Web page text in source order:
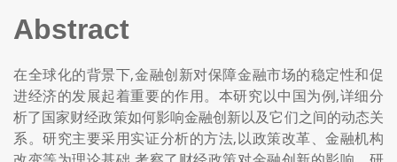
Abstract
在全球化的背景下,金融创新对保障金融市场的稳定性和促
进经济的发展起着重要的作用。本研究以中国为例,详细分
析了国家财经政策如何影响金融创新以及它们之间的动态关
系。研究主要采用实证分析的方法,以政策改革、金融机构